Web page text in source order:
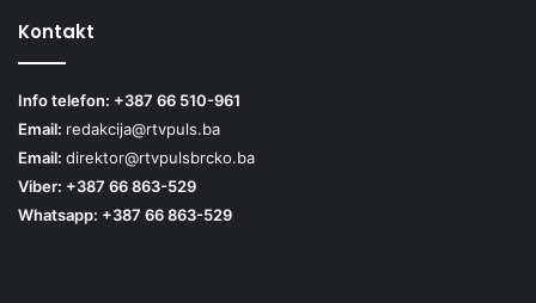
Kontakt
Info telefon: +387 66 510-961
Email: redakcija@rtvpuls.ba
Email: direktor@rtvpulsbrcko.ba
Viber: +387 66 863-529
Whatsapp: +387 66 863-529